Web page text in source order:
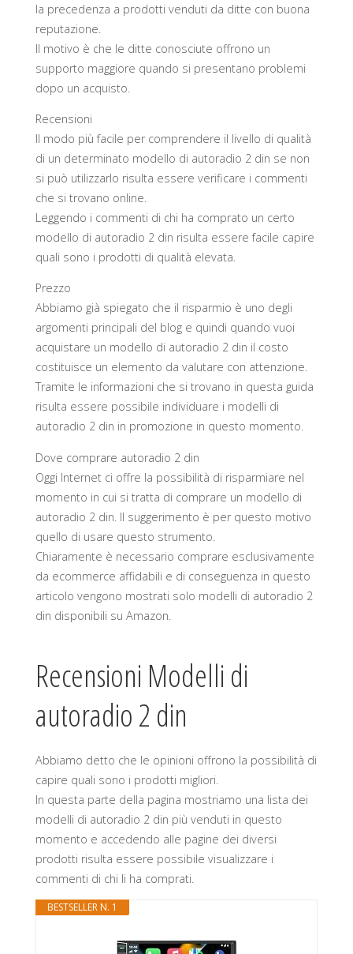
la precedenza a prodotti venduti da ditte con buona
reputazione.
Il motivo è che le ditte conosciute offrono un
supporto maggiore quando si presentano problemi
dopo un acquisto.
Recensioni
Il modo più facile per comprendere il livello di qualità
di un determinato modello di autoradio 2 din se non
si può utilizzarlo risulta essere verificare i commenti
che si trovano online.
Leggendo i commenti di chi ha comprato un certo
modello di autoradio 2 din risulta essere facile capire
quali sono i prodotti di qualità elevata.
Prezzo
Abbiamo già spiegato che il risparmio è uno degli
argomenti principali del blog e quindi quando vuoi
acquistare un modello di autoradio 2 din il costo
costituisce un elemento da valutare con attenzione.
Tramite le informazioni che si trovano in questa guida
risulta essere possibile individuare i modelli di
autoradio 2 din in promozione in questo momento.
Dove comprare autoradio 2 din
Oggi Internet ci offre la possibilità di risparmiare nel
momento in cui si tratta di comprare un modello di
autoradio 2 din. Il suggerimento è per questo motivo
quello di usare questo strumento.
Chiaramente è necessario comprare esclusivamente
da ecommerce affidabili e di conseguenza in questo
articolo vengono mostrati solo modelli di autoradio 2
din disponibili su Amazon.
Recensioni Modelli di
autoradio 2 din
Abbiamo detto che le opinioni offrono la possibilità di
capire quali sono i prodotti migliori.
In questa parte della pagina mostriamo una lista dei
modelli di autoradio 2 din più venduti in questo
momento e accedendo alle pagine dei diversi
prodotti risulta essere possibile visualizzare i
commenti di chi li ha comprati.
BESTSELLER N. 1